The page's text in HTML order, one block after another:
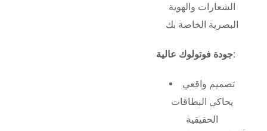
الشعارات والهوية
البصرية الخاصة بك
جودة فوتولوك عالية:
تصميم واقعي
يحاكي البطاقات
الحقيقية